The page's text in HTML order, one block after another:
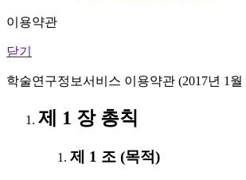
이용약관
닫기
학술연구정보서비스 이용약관 (2017년 1
제 1 장 총칙
제 1 조 (목적)